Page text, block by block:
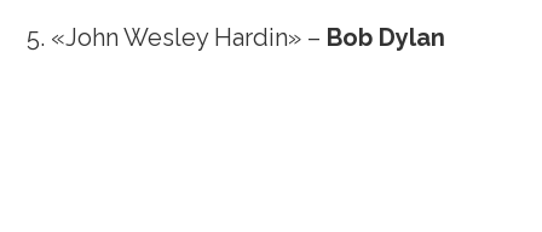
5. «John Wesley Hardin» – Bob Dylan